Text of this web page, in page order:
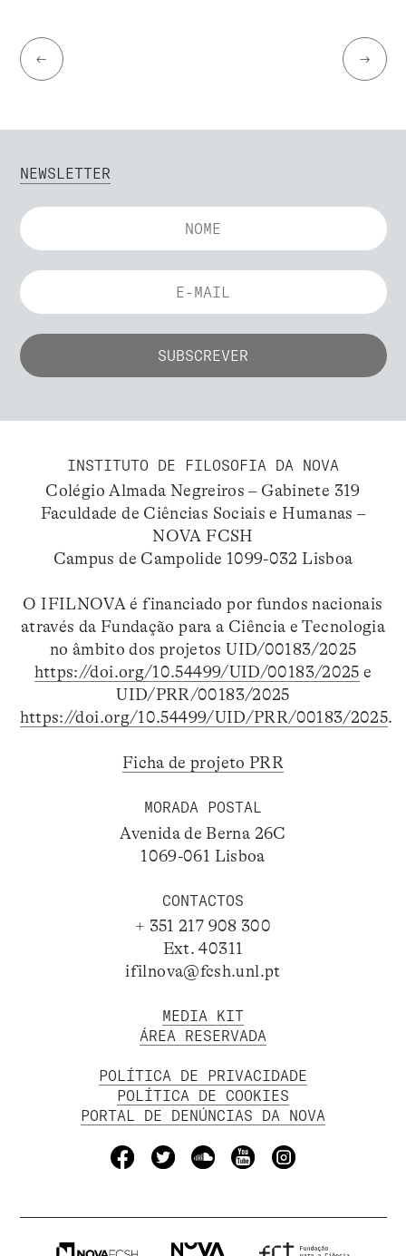
← →
NEWSLETTER
INSTITUTO DE FILOSOFIA DA NOVA
Colégio Almada Negreiros – Gabinete 319
Faculdade de Ciências Sociais e Humanas –
NOVA FCSH
Campus de Campolide 1099-032 Lisboa
O IFILNOVA é financiado por fundos nacionais
através da Fundação para a Ciência e Tecnologia
no âmbito dos projetos UID/00183/2025
https://doi.org/10.54499/UID/00183/2025 e
UID/PRR/00183/2025
https://doi.org/10.54499/UID/PRR/00183/2025.
Ficha de projeto PRR
MORADA POSTAL
Avenida de Berna 26C
1069-061 Lisboa
CONTACTOS
+ 351 217 908 300
Ext. 40311
ifilnova@fcsh.unl.pt
MEDIA KIT
ÁREA RESERVADA
POLÍTICA DE PRIVACIDADE
POLÍTICA DE COOKIES
PORTAL DE DENÚNCIAS DA NOVA